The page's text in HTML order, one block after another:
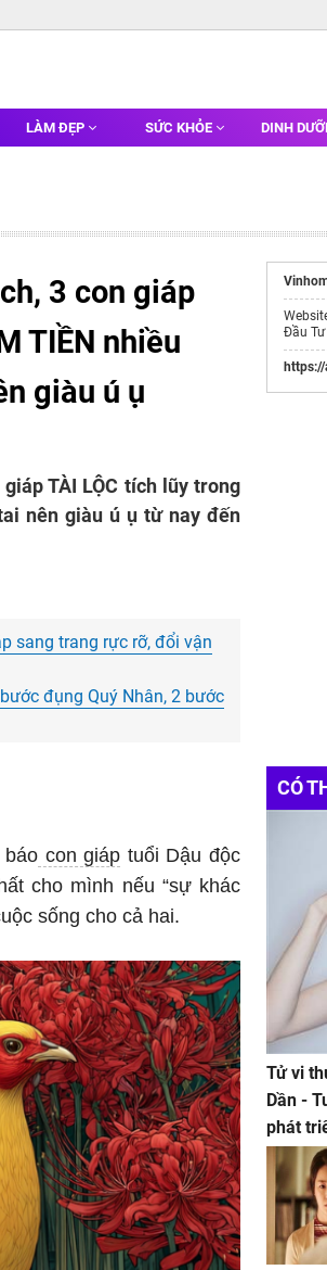
LÀM ĐẸP SỨC KHỎE DINH
3 con giáp
TIỀN nhiều
giàu ú ụ
TÀI LỘC tích lũy trong
nên giàu ú ụ từ nay đến
sang trang rực rỡ, đổi vận
đụng Quý Nhân, 2 bước
con giáp tuổi Dậu độc
cho mình nếu “sự khác
sống cho cả hai.
Đầu Tư
https://
CÓ
Tử vi
Dần -
phát
ảm